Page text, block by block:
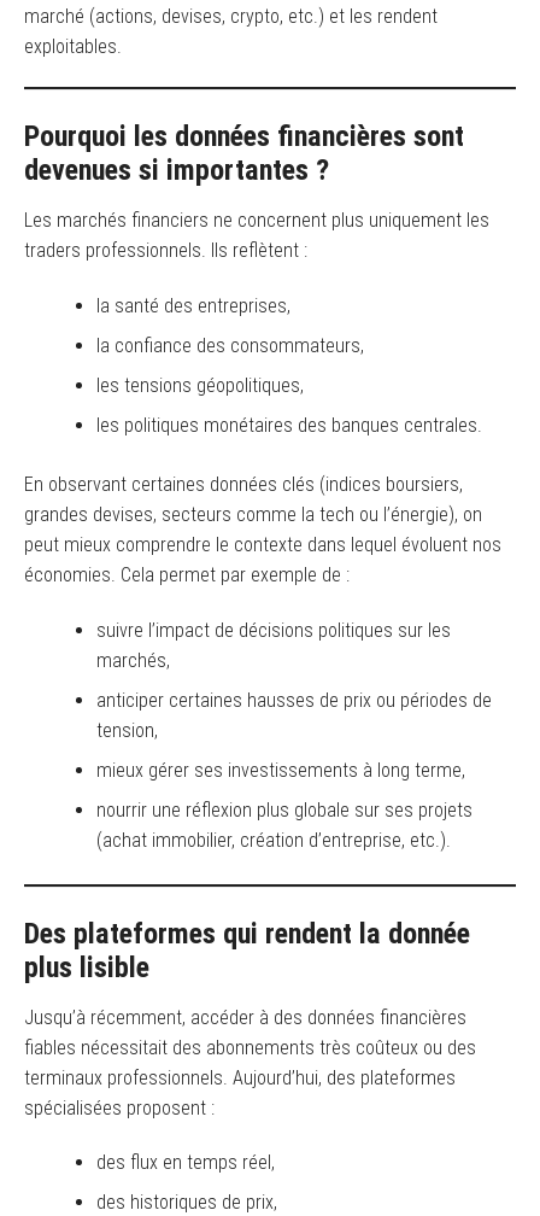
marché (actions, devises, crypto, etc.) et les rendent
exploitables.
Pourquoi les données financières sont
devenues si importantes ?
Les marchés financiers ne concernent plus uniquement les
traders professionnels. Ils reflètent :
la santé des entreprises,
la confiance des consommateurs,
les tensions géopolitiques,
les politiques monétaires des banques centrales.
En observant certaines données clés (indices boursiers,
grandes devises, secteurs comme la tech ou l’énergie), on
peut mieux comprendre le contexte dans lequel évoluent nos
économies. Cela permet par exemple de :
suivre l’impact de décisions politiques sur les
marchés,
anticiper certaines hausses de prix ou périodes de
tension,
mieux gérer ses investissements à long terme,
nourrir une réflexion plus globale sur ses projets
(achat immobilier, création d’entreprise, etc.).
Des plateformes qui rendent la donnée
plus lisible
Jusqu’à récemment, accéder à des données financières
fiables nécessitait des abonnements très coûteux ou des
terminaux professionnels. Aujourd’hui, des plateformes
spécialisées proposent :
des flux en temps réel,
des historiques de prix,